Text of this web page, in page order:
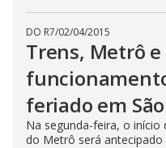
DO R7/02/04/2015
Trens, Metrô
feriado em
Na segunda-feira, o início
do Metrô será antecipado